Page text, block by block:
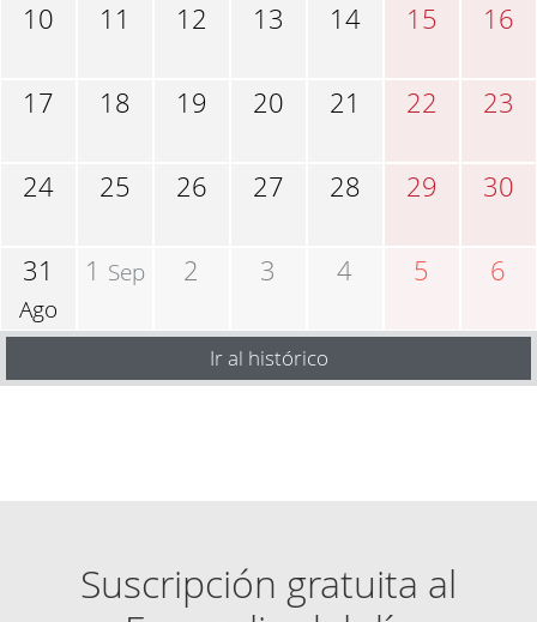
10 11 12 13 14 15 16
17 18 19 20 21 22 23
24 25 26 27 28 29 30
31
Ago
1 Sep 2 3 4 5 6
Ir al histórico
Suscripción gratuita al